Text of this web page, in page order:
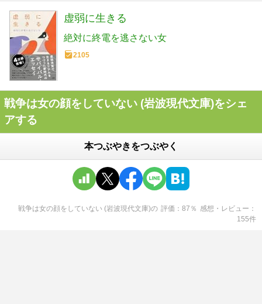
虚弱に生きる
絶対に終電を逃さない女
2105
戦争は女の顔をしていない (岩波現代文庫)をシェ
アする
本つぶやきをつぶやく
戦争は女の顔をしていない (岩波現代文庫)の 評価 87 ％ 感想・レビュー
155件